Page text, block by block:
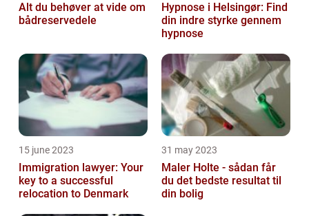
Alt du behøver at vide om
bådreservedele
Hypnose i Helsingør: Find
din indre styrke gennem
hypnose
15 june 2023
Immigration lawyer: Your
key to a successful
relocation to Denmark
31 may 2023
Maler Holte - sådan får
du det bedste resultat til
din bolig